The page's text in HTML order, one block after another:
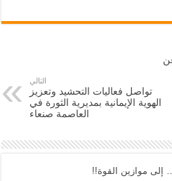
التالي
تواصل فعاليات التحشيد وتعزيز
الهوية الإيمانية بمديرية الثورة في
العاصمة صنعاء
موازين القوة!!